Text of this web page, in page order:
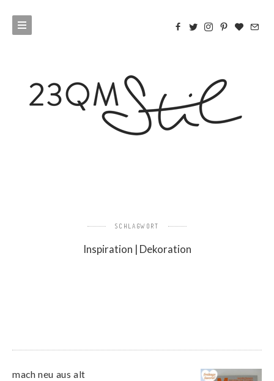
SCHLAGWORT
Inspiration | Dekoration
mach neu aus alt